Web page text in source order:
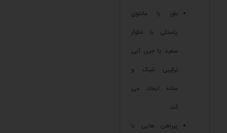
بلوز یا مانتوی
پاستلی با شلوار
سفید یا جین آبی
ترکیبی شیک و
ساده ایجاد می
کند.
پیراهن هایی با